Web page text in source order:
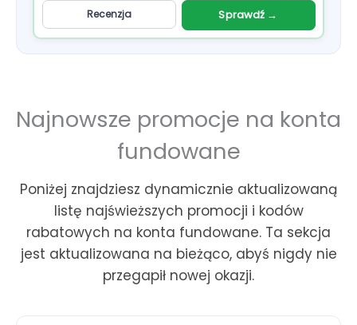
Recenzja Sprawdź →
Najnowsze promocje na konta
fundowane
Poniżej znajdziesz dynamicznie aktualizowaną
listę najświeższych promocji i kodów
rabatowych na konta fundowane. Ta sekcja
jest aktualizowana na bieżąco, abyś nigdy nie
przegapił nowej okazji.